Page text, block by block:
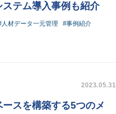
テム導入事例も紹介
人材データ一元管理
#事例紹介
2023.05.31
ースを構築する5つのメ